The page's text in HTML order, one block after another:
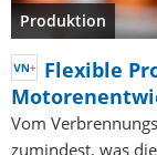
Produktion
Flexible
Vom
zumindest, was